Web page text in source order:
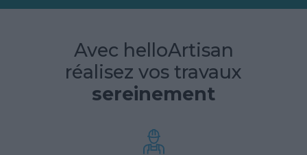
Avec helloArtisan
réalisez vos travaux
sereinement